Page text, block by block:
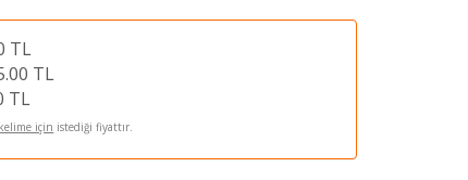
TL
TL
TL
için istediği fiyattır.